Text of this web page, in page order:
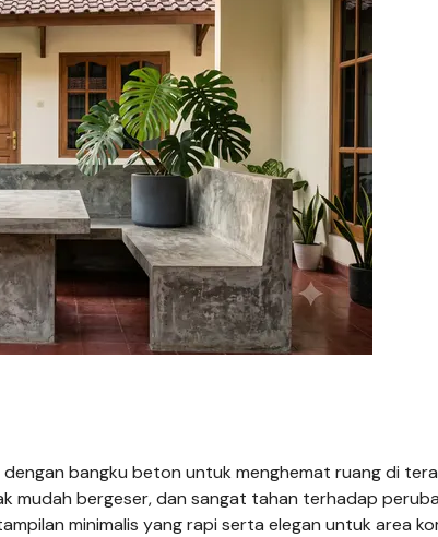
bangku beton untuk menghemat ruang di
mudah bergeser, dan sangat tahan terhadap
minimalis yang rapi serta elegan untuk area